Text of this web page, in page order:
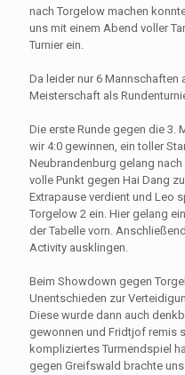
nach Torgelow machen
uns mit einem Abend voller
Turnier ein.
Da leider nur 6 Mannschaften
Meisterschaft als
Die erste Runde gegen die 3.
wir 4:0 gewinnen, ein toller
Neubrandenburg gelang
volle Punkt gegen Hai Dang
Extrapause verdient und Leo
Torgelow 2 ein. Hier gelang
der Tabelle vorn.
Activity ausklingen.
Beim Showdown gegen
Unentschieden zur
Diese wurde dann auch
gewonnen und Fridtjof remis
kompliziertes Turmendspiel
gegen Greifswald brachte